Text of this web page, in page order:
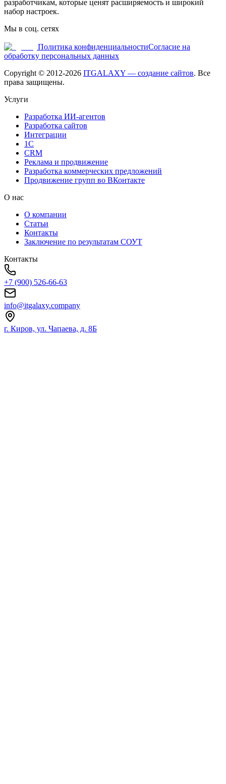
разработчикам, которые ценят расширяемость и широкий
набор настроек.
Мы в соц. сетях
Политика конфиденциальностиСогласие на
обработку персональных данных
Copyright © 2012-2026 ITGALAXY — создание сайтов. Все
права защищены.
Услуги
Разработка ИИ-агентов
Разработка сайтов
Интеграции
1C
CRM
Реклама и продвижение
Разработка коммерческих предложений
Продвижение групп во ВКонтакте
О нас
О компании
Статьи
Контакты
Заключение по результатам СОУТ
Контакты
+7 (900) 526-66-63
info@itgalaxy.company
г. Киров, ул. Чапаева, д. 8Б